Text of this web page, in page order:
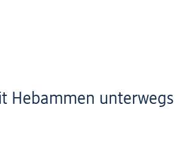
Hebammen unterwegs